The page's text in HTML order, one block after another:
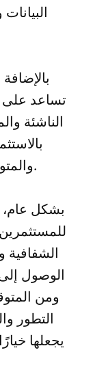
تساعد على
الناشئة
والمتوسطة بشكل أكثر فعالية.
بشكل عام،
الوصول
ومن
التطور
يجعلها